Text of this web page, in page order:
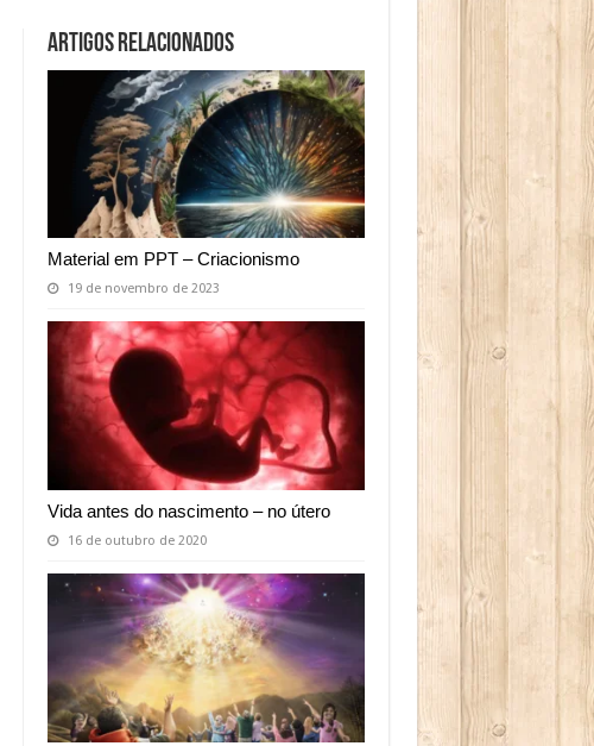
Artigos relacionados
Material em PPT – Criacionismo
19 de novembro de 2023
Vida antes do nascimento – no útero
16 de outubro de 2020